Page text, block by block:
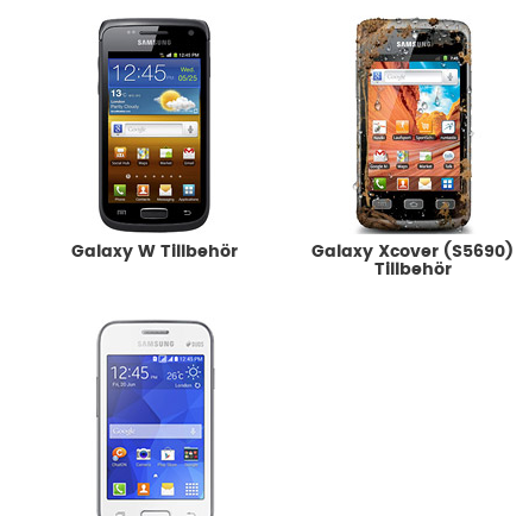
Galaxy W Tillbehör
Galaxy Xcover (S5690)
Tillbehör